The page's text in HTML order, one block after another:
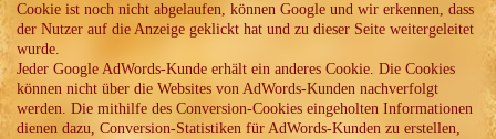
Cookie ist noch nicht abgelaufen, können Google und wir erkennen, dass
der Nutzer auf die Anzeige geklickt hat und zu dieser Seite weitergeleitet
wurde.
Jeder Google AdWords-Kunde erhält ein anderes Cookie. Die Cookies
können nicht über die Websites von AdWords-Kunden nachverfolgt
werden. Die mithilfe des Conversion-Cookies eingeholten Informationen
dienen dazu, Conversion-Statistiken für AdWords-Kunden zu erstellen,